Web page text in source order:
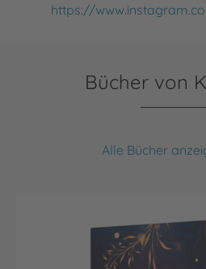
https://
Bücher von
Alle Bücher